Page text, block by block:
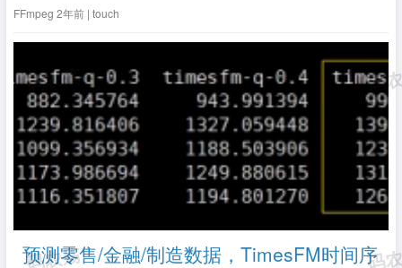
start_time = av_gettime();2、转换avpacket的ptsAVRational ...
FFmpeg 2年前 | touch
预测零售/金融/制造数据，TimesFM时间序